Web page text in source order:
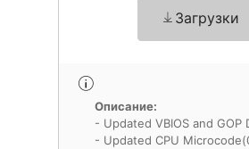
Загрузки
Описание:
- Updated VBIOS and GOP
- Updated CPU